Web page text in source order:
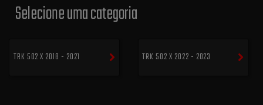
Selecione uma categoria
TRK 502 X 2018 - 2021 TRK 502 X 2022 - 2023